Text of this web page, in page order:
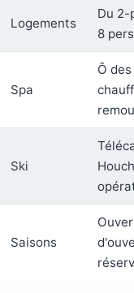
Logements
Du 2-
8
Spa
Ô
Ski
Saisons